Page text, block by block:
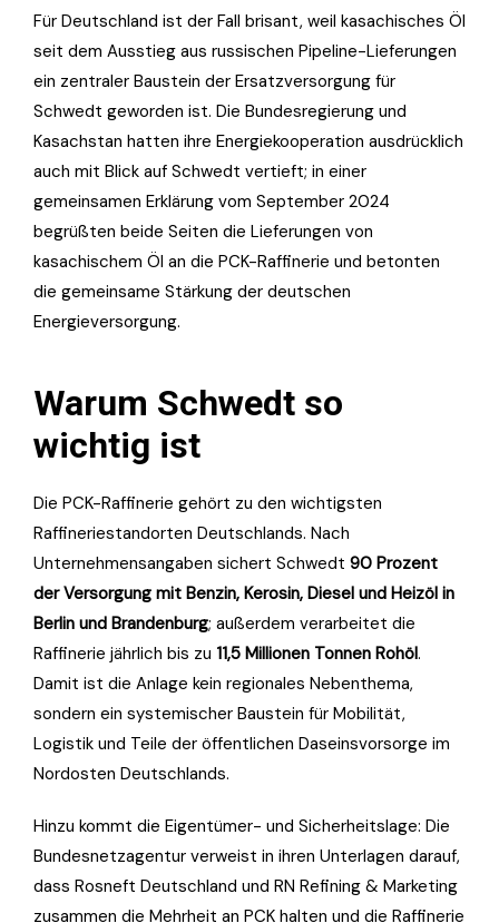
Für Deutschland ist der Fall brisant, weil kasachisches Öl
seit dem Ausstieg aus russischen Pipeline-Lieferungen
ein zentraler Baustein der Ersatzversorgung für
Schwedt geworden ist. Die Bundesregierung und
Kasachstan hatten ihre Energiekooperation ausdrücklich
auch mit Blick auf Schwedt vertieft; in einer
gemeinsamen Erklärung vom September 2024
begrüßten beide Seiten die Lieferungen von
kasachischem Öl an die PCK-Raffinerie und betonten
die gemeinsame Stärkung der deutschen
Energieversorgung.
Warum Schwedt so
wichtig ist
Die PCK-Raffinerie gehört zu den wichtigsten
Raffineriestandorten Deutschlands. Nach
Unternehmensangaben sichert Schwedt 90 Prozent
der Versorgung mit Benzin, Kerosin, Diesel und Heizöl in
Berlin und Brandenburg; außerdem verarbeitet die
Raffinerie jährlich bis zu 11,5 Millionen Tonnen Rohöl.
Damit ist die Anlage kein regionales Nebenthema,
sondern ein systemischer Baustein für Mobilität,
Logistik und Teile der öffentlichen Daseinsvorsorge im
Nordosten Deutschlands.
Hinzu kommt die Eigentümer- und Sicherheitslage: Die
Bundesnetzagentur verweist in ihren Unterlagen darauf,
dass Rosneft Deutschland und RN Refining & Marketing
zusammen die Mehrheit an PCK halten und die Raffinerie